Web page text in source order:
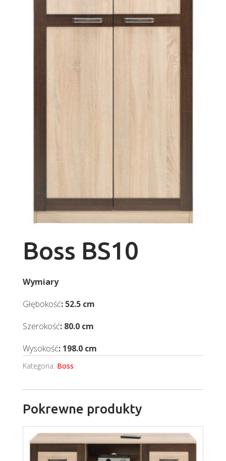
Boss BS10
Wymiary
Głębokość: 52.5 cm
Szerokość: 80.0 cm
Wysokość: 198.0 cm
Kategoria: Boss
Pokrewne produkty